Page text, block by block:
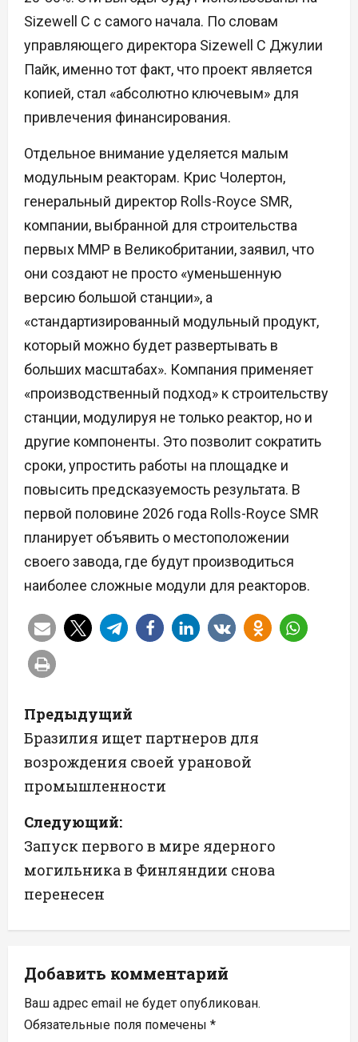
Sizewell C с самого начала. По словам
управляющего директора Sizewell C Джулии
Пайк, именно тот факт, что проект является
копией, стал «абсолютно ключевым» для
привлечения финансирования.
Отдельное внимание уделяется малым
модульным реакторам. Крис Чолертон,
генеральный директор Rolls-Royce SMR,
компании, выбранной для строительства
первых ММР в Великобритании, заявил, что
они создают не просто «уменьшенную
версию большой станции», а
«стандартизированный модульный продукт,
который можно будет развертывать в
больших масштабах». Компания применяет
«производственный подход» к строительству
станции, модулируя не только реактор, но и
другие компоненты. Это позволит сократить
сроки, упростить работы на площадке и
повысить предсказуемость результата. В
первой половине 2026 года Rolls-Royce SMR
планирует объявить о местоположении
своего завода, где будут производиться
наиболее сложные модули для реакторов.
Н
а
в
г
а
ц
и
я
п
Предыдущий
Бразилия ищет партнеров для
возрождения своей урановой
промышленности
Следующий:
Запуск первого в мире ядерного
могильника в Финляндии снова
перенесен
Добавить комментарий
Ваш адрес email не будет опубликован.
Обязательные поля помечены *